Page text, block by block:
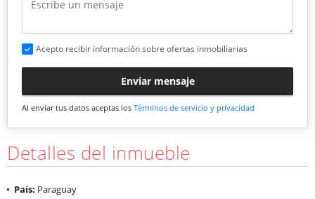
Acepto recibir información sobre ofertas inmobiliarias
Enviar mensaje
Al enviar tus datos aceptas los Términos de servicio y privacidad
Detalles del inmueble
País: Paraguay